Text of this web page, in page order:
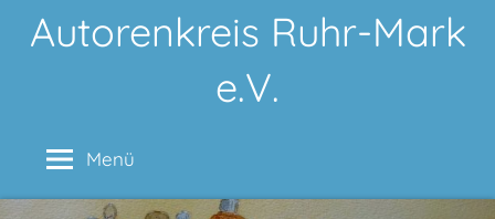
InhaltAutorenkreis Ruhr-Mark
e.V.
Menü